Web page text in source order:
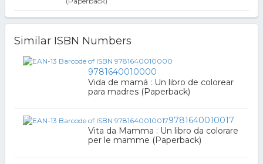
Similar ISBN Numbers
9781640010000
Vida de mamá : Un libro de colorear
para madres (Paperback)
9781640010017
Vita da Mamma : Un libro da colorare
per le mamme (Paperback)